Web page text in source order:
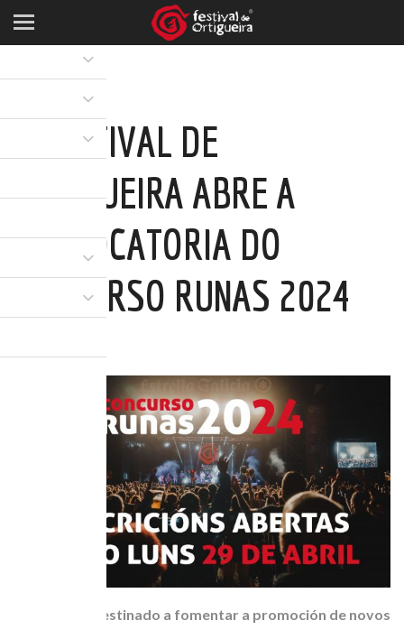
O FESTIVAL DE
ORTIGUEIRA ABRE A
CONVOCATORIA DO
CONCURSO RUNAS 2024
O certame, destinado a fomentar a promoción de novos